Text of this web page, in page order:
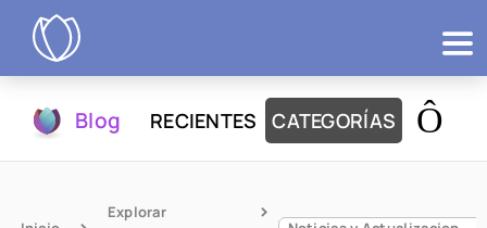
Probar
Blog RECIENTES CATEGORÍAS
Explorar